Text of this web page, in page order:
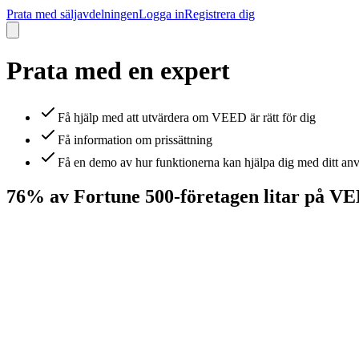
Prata med säljavdelningenLogga inRegistrera dig
Prata med en expert
Få hjälp med att utvärdera om VEED är rätt för dig
Få information om prissättning
Få en demo av hur funktionerna kan hjälpa dig med ditt
76% av Fortune 500-företagen litar på